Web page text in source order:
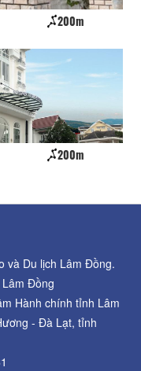
200m
200m
và Du lịch Lâm Đồng.
Đồng
Hành chính tỉnh Lâm
- Đà Lạt, tỉnh